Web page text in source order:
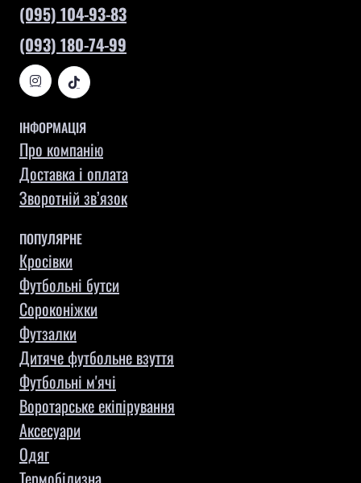
(095) 104-93-83
(093) 180-74-99
ІНФОРМАЦІЯ
Про компанію
Доставка і оплата
Зворотній зв’язок
ПОПУЛЯРНЕ
Кросівки
Футбольні бутси
Сороконіжки
Футзалки
Дитяче футбольне взуття
Футбольні м'ячі
Воротарське екіпірування
Aксесуари
Одяг
Термобілизна